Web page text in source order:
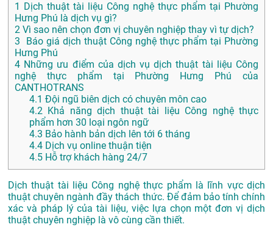
1
Dịch thuật tài liệu Công nghệ thực phẩm tại Phường
Hưng Phú là dịch vụ gì?
2 Vì sao nên chọn đơn vị chuyên nghiệp thay vì tự dịch?
3 Báo giá dịch thuật Công nghệ thực phẩm tại Phường
Hưng Phú
4 Những ưu điểm của dịch vụ dịch thuật tài liệu Công
nghệ thực phẩm tại Phường Hưng Phú của
CANTHOTRANS
4.1 Đội ngũ biên dịch có chuyên môn cao
4.2 Khả năng dịch thuật tài liệu Công nghệ thực
phẩm hơn 30 loại ngôn ngữ
4.3 Bảo hành bản dịch lên tới 6 tháng
4.4 Dịch vụ online thuận tiện
4.5 Hỗ trợ khách hàng 24/7
Dịch thuật tài liệu Công nghệ thực phẩm là lĩnh vực dịch
thuật chuyên ngành đầy thách thức. Để đảm bảo tính chính
xác và pháp lý của tài liệu, việc lựa chọn một đơn vị dịch
thuật chuyên nghiệp là vô cùng cần thiết.